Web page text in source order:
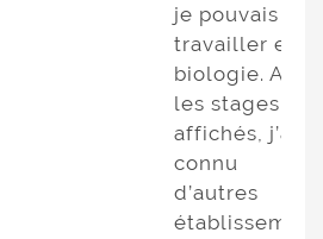
je pouvais
travailler en
biologie. Avec
les stages
affichés, j’ai
connu
d’autres
établissement